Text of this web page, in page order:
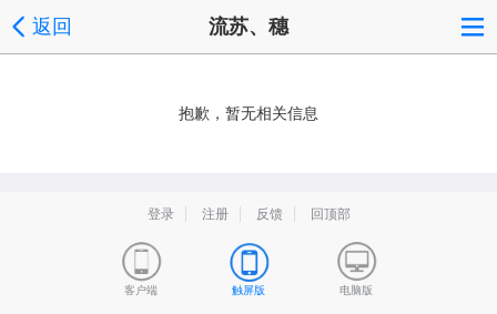
返回 流苏、穗
抱歉，暂无相关信息
登录 注册 反馈 回顶部
客户端 触屏版 电脑版